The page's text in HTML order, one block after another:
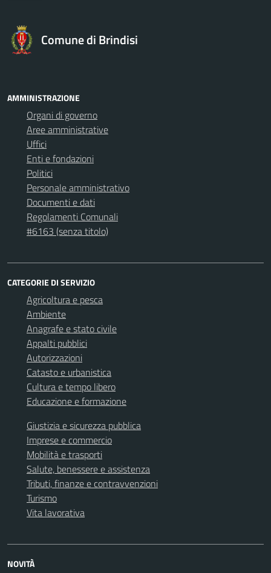
Comune di Brindisi
AMMINISTRAZIONE
Organi di governo
Aree amministrative
Uffici
Enti e fondazioni
Politici
Personale amministrativo
Documenti e dati
Regolamenti Comunali
#6163 (senza titolo)
CATEGORIE DI SERVIZIO
Agricoltura e pesca
Ambiente
Anagrafe e stato civile
Appalti pubblici
Autorizzazioni
Catasto e urbanistica
Cultura e tempo libero
Educazione e formazione
Giustizia e sicurezza pubblica
Imprese e commercio
Mobilità e trasporti
Salute, benessere e assistenza
Tributi, finanze e contravvenzioni
Turismo
Vita lavorativa
NOVITÀ